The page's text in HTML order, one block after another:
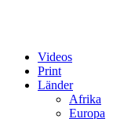
Videos
Print
Länder
Afrika
Europa